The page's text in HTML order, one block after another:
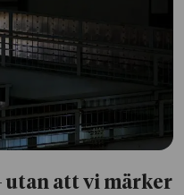
utan att vi märker